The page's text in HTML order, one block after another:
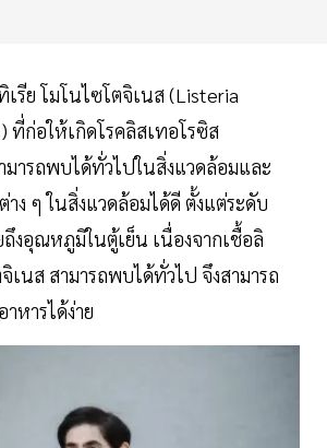
รีย โมโนไซโตจิเนส (Listeria
ที่ก่อให้เกิดโรคลิสเทอโรซิส
ารถพบได้ทั่วไปในสิ่งแวดล้อมและ
ง ๆ ในสิ่งแวดล้อมได้ดี ตั้งแต่ระดับ
งอุณหภูมิในตู้เย็น เนื่องจากเชื้อลิ
เนส สามารถพบได้ทั่วไป จึงสามารถ
หารได้ง่าย